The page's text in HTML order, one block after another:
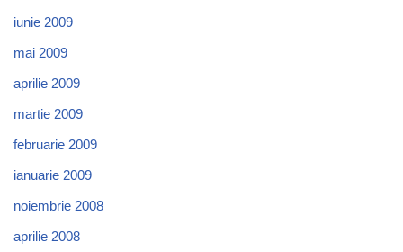
iunie 2009
mai 2009
aprilie 2009
martie 2009
februarie 2009
ianuarie 2009
noiembrie 2008
aprilie 2008